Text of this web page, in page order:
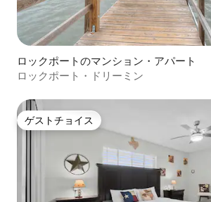
ロックポートのマンション・アパート
ロックポート・ドリーミン
ゲストチョイス
ゲストチョイス